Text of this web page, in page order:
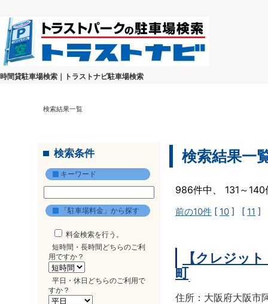
時間貸駐車場検索｜トラストナビ駐車場検索
検索結果一覧
検索条件
キーワード
「駐車場料金」から探す
料金検索を行う。
短時間・長時間どちらのご利
用ですか？
平日・休日どちらのご利用で
すか？
検索結果一
986件中、 131～
前の10件 [ 10 ] [ 11 ]
【クレジッ
町
住所：大阪府大阪市